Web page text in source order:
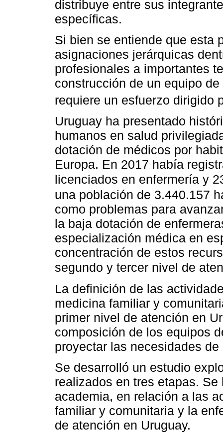
distribuye entre sus
específicas.
Si bien se entiende que esta
asignaciones jerárquicas
profesionales a importantes
construcción de un equipo
requiere un esfuerzo dirigido
Uruguay ha presentado
humanos en salud
dotación de médicos por
Europa. En 2017 había
licenciados en enfermería y
una población de 3.440.157
como problemas para
la baja dotación de
especialización médica en
concentración de estos
segundo y tercer nivel de
La definición de las
medicina familiar y
primer nivel de atención en
composición de los equipos
proyectar las necesidades
Se desarrolló un estudio
realizados en tres etapas.
academia, en relación a las
familiar y comunitaria y la
de atención en Uruguay.